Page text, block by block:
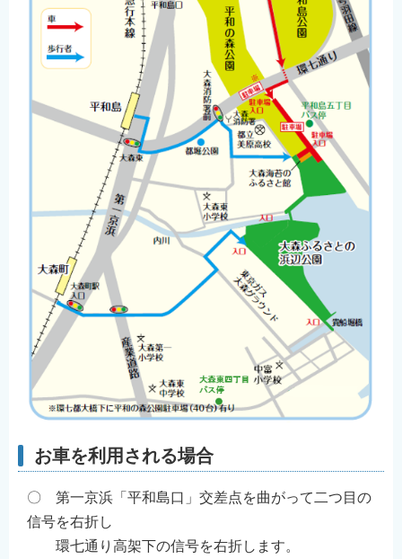
お車を利用される場合
〇 第一京浜「平和島口」交差点を曲がって二つ目の
信号を右折し
環七通り高架下の信号を右折します。